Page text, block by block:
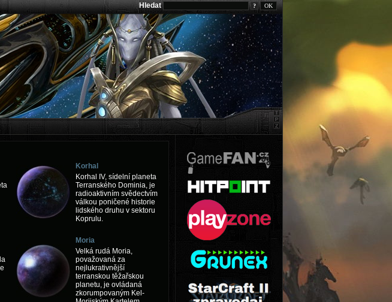
Hledat ?
Korhal
Korhal IV, sídelní planeta
Terranského Dominia, je
radioaktivním svědectvím
válkou poničené historie
lidského druhu v sektoru
Koprulu.
Moria
Velká rudá Moria,
považovaná za
nejlukrativnější
terranskou těžařskou
planetu, je ovládaná
zkorumpovaným Kel-